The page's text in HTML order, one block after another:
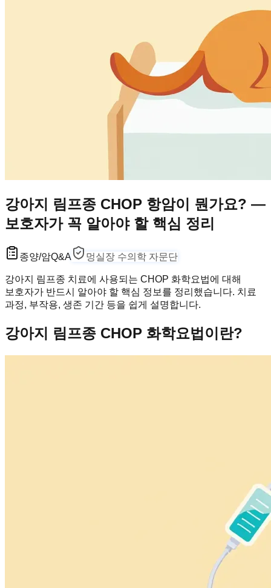
강아지 림프종 CHOP 항암이 뭔가요? —
보호자가 꼭 알아야 할 핵심 정리
종양/암Q&A 멍실장 수의학 자문단
강아지 림프종 치료에 사용되는 CHOP 화학요법에 대해
보호자가 반드시 알아야 할 핵심 정보를 정리했습니다. 치료
과정, 부작용, 생존 기간 등을 쉽게 설명합니다.
강아지 림프종 CHOP 화학요법이란?